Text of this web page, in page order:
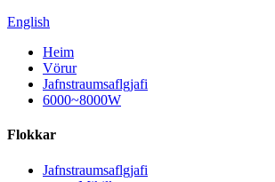
English
Heim
Vörur
Jafnstraumsaflgjafi
6000~8000W
Flokkar
Jafnstraumsaflgjafi